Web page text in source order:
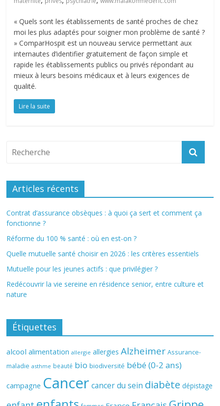
« Quels sont les établissements de santé proches de chez
moi les plus adaptés pour soigner mon problème de santé ?
» ComparHospit est un nouveau service permettant aux
internautes d’identifier gratuitement de façon simple et
rapide les établissements publics ou privés répondant au
mieux à leurs besoins médicaux et à leurs exigences de
qualité.
Lire la suite
Articles récents
Contrat d’assurance obsèques : à quoi ça sert et comment ça
fonctionne ?
Réforme du 100 % santé : où en est-on ?
Quelle mutuelle santé choisir en 2026 : les critères essentiels
Mutuelle pour les jeunes actifs : que privilégier ?
Redécouvrir la vie sereine en résidence senior, entre culture et
nature
Étiquettes
alcool alimentation allergie allergies Alzheimer Assurance-
maladie asthme beauté bio biodiversité bébé (0-2 ans)
campagne Cancer cancer du sein diabète dépistage